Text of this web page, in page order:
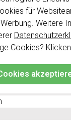
für
Weitere
Cookies?
wurden erneuert. Sie
für weitere Informationen,
das Richtige bestellen.